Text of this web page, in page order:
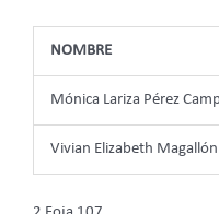
NOMBRE
Mónica Lariza Pérez
Vivian Elizabeth